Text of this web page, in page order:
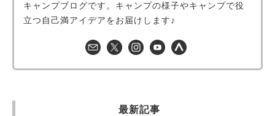
キャンプブログです。キャンプの様子やキャンプで役
立つ自己満アイデアをお届けします♪
最新記事